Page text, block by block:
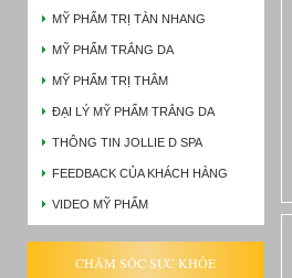
MỸ PHẨM TRỊ TÀN NHANG
MỸ PHẨM TRẮNG DA
MỸ PHẨM TRỊ THÂM
ĐẠI LÝ MỸ PHẨM TRẮNG DA
THÔNG TIN JOLLIE D SPA
FEEDBACK CỦA KHÁCH HÀNG
VIDEO MỸ PHẨM
CHĂM SÓC SỨC KHỎE